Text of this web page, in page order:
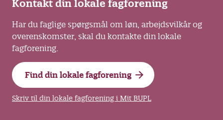
Kontakt din lokale fagforening
Har du faglige spørgsmål om løn, arbejdsvilkår og
overenskomster, skal du kontakte din lokale
fagforening.
Find din lokale fagforening
Skriv til din lokale fagforening i Mit BUPL